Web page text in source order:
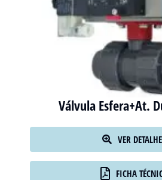
Válvula Esfera+At.
VER
FICHA